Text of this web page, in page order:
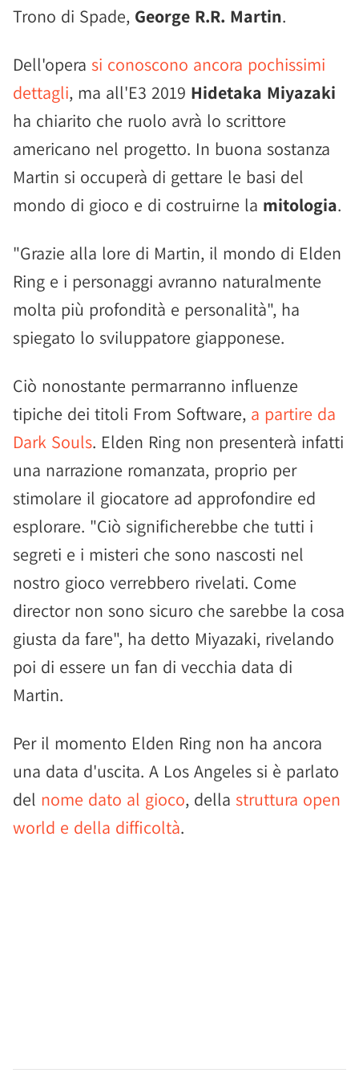
Trono di Spade, George R.R. Martin.
Dell'opera si conoscono ancora pochissimi
dettagli, ma all'E3 2019 Hidetaka Miyazaki
ha chiarito che ruolo avrà lo scrittore
americano nel progetto. In buona sostanza
Martin si occuperà di gettare le basi del
mondo di gioco e di costruirne la mitologia.
"Grazie alla lore di Martin, il mondo di Elden
Ring e i personaggi avranno naturalmente
molta più profondità e personalità", ha
spiegato lo sviluppatore giapponese.
Ciò nonostante permarranno influenze
tipiche dei titoli From Software, a partire da
Dark Souls. Elden Ring non presenterà infatti
una narrazione romanzata, proprio per
stimolare il giocatore ad approfondire ed
esplorare. "Ciò significherebbe che tutti i
segreti e i misteri che sono nascosti nel
nostro gioco verrebbero rivelati. Come
director non sono sicuro che sarebbe la cosa
giusta da fare", ha detto Miyazaki, rivelando
poi di essere un fan di vecchia data di
Martin.
Per il momento Elden Ring non ha ancora
una data d'uscita. A Los Angeles si è parlato
del nome dato al gioco, della struttura open
world e della difficoltà.